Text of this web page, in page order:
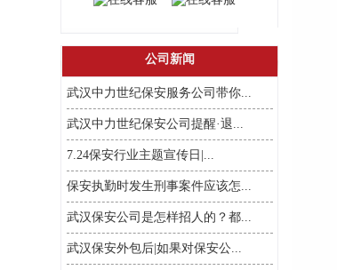
公司新闻
武汉中力世纪保安服务公司带你...
武汉中力世纪保安公司提醒·退...
7.24保安行业主题宣传日|...
保安执勤时发生刑事案件应该怎...
武汉保安公司是怎样招人的？都...
武汉保安外包后|如果对保安公...